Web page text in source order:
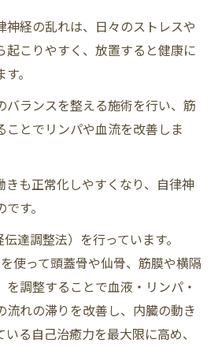
経の乱れは、日々のストレスや
起こりやすく、放置すると健康に
。
バランスを整える施術を行い、筋
ことでリンパや血流を改善しま
きも正常化しやすくなり、自律神
す。
達調整法）を行っています。
使って頭蓋骨や仙骨、筋膜や横隔
調整することで血液・リンパ・
流れの滞りを改善し、内臓の動き
る自己治癒力を最大限に高め、